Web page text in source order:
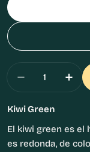
Disminuir
Kiwi Green
El kiwi green es el
es redonda, de